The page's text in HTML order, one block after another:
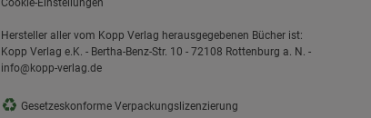
Cookie-Einstellungen
Hersteller aller vom Kopp Verlag herausgegebenen Bücher ist:
Kopp Verlag e.K. - Bertha-Benz-Str. 10 - 72108 Rottenburg a. N. -
info@kopp-verlag.de
♻ Gesetzeskonforme Verpackungslizenzierung